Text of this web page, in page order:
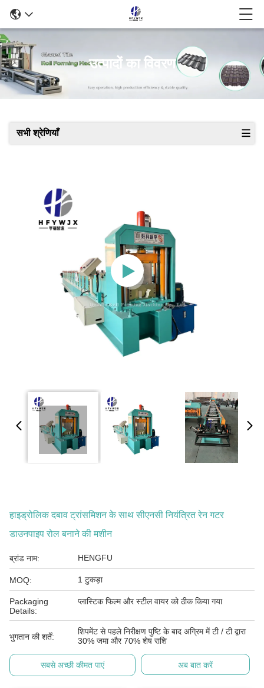
उत्पादों का विवरण
सभी श्रेणियाँ
हाइड्रोलिक दबाव ट्रांसमिशन के साथ सीएनसी नियंत्रित रेन गटर
डाउनपाइप रोल बनाने की मशीन
ब्रांड नाम: HENGFU
MOQ: 1 टुकड़ा
Packaging
Details:
प्लास्टिक फिल्म और स्टील वायर को ठीक किया गया
भुगतान की शर्तें:
शिपमेंट से पहले निरीक्षण पुष्टि के बाद अग्रिम में टी / टी द्वारा
30% जमा और 70% शेष राशि
सबसे अच्छी कीमत पाएं अब बात करें